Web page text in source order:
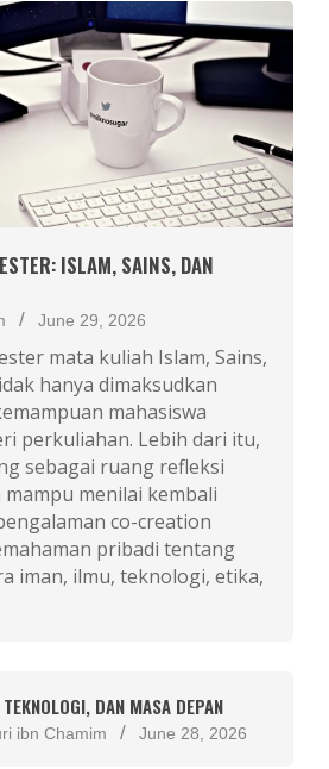
ISLAM, SAINS, DAN
June 29, 2026
mata kuliah Islam, Sains,
hanya dimaksudkan
mahasiswa
perkuliahan. Lebih dari itu,
sebagai ruang refleksi
menilai kembali
co-creation
pribadi tentang
iman, ilmu, teknologi, etika,
DAN MASA DEPAN
ibn Chamim June 28, 2026